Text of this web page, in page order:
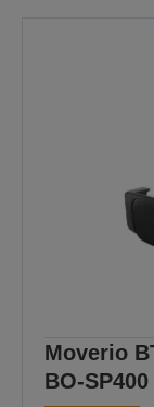
Moverio
BO-SP400